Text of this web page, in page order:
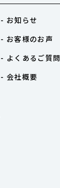
- お知らせ
- お客様のお声
- よくあるご質問
- 会社概要